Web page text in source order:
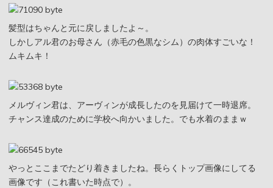
髪型はちゃんと元に戻しましたよ～。
しかしアル君のお母さん（赤毛の色黒なシム）の肉体すごいな！
ムキムキ！
メルヴィン君は、アーヴィンが成長したのを見届けて一時退席。
チャンス達成のために学校へ向かいました。でも水着のままｗ
やっとここまでたどり着きましたね。長らくトップ画像にしてる
画像です（これ書いた時点で）。